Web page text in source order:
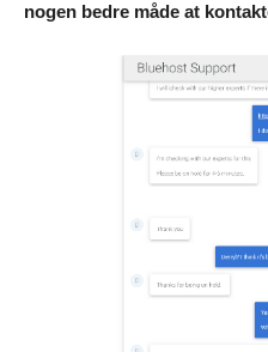
nogen bedre måde at